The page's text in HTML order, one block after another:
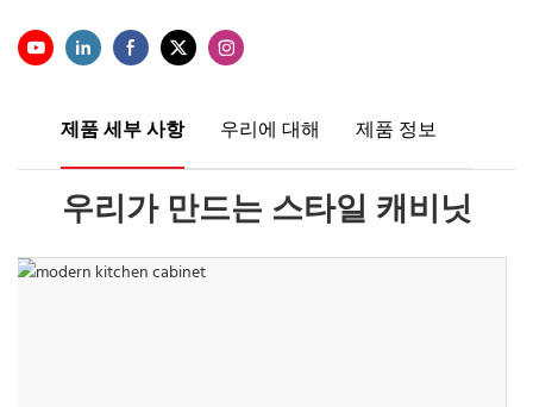
제품 세부 사항 우리에 대해 제품 정보
우리가 만드는 스타일 캐비닛